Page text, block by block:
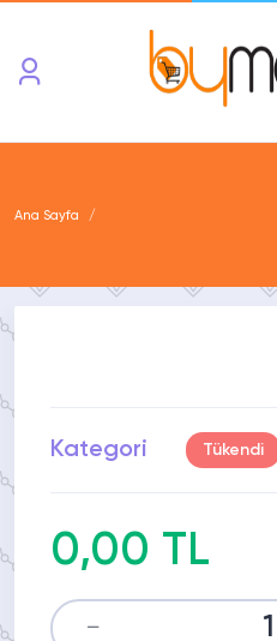
Ana Sayfa
Kategori Tükendi
0,00 TL